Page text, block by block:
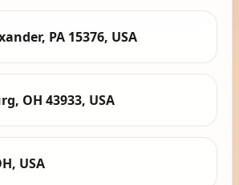
PA 15376, USA
OH 43933, USA
USA